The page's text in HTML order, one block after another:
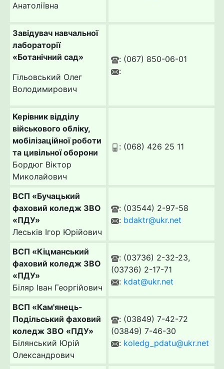
Анатоліївна
Завідувач навчальної
лабораторії
«Ботанічний сад»
Гільовський Олег
Володимирович
: (067) 850-06-01
:
Керівник відділу
військового обліку,
мобілізаційної роботи
та цивільної оборони
Бордюг Віктор
Миколайович
: (068) 426 25 11
ВСП «Бучацький
фаховий коледж ЗВО
«ПДУ»
Леськів Ігор Юрійович
: (03544) 2-97-58
: bdaktr@ukr.net
ВСП «Кіцманський
фаховий коледж ЗВО
«ПДУ»
Біляр Іван Георгійович
: (03736) 2-32-23,
(03736) 2-17-71
: kdat@ukr.net
ВСП «Кам'янець-
Подільський фаховий
коледж ЗВО «ПДУ»
Білянський Юрій
Олександрович
: (03849) 7-42-72
(03849) 7-46-30
: koledg_pdatu@ukr.net